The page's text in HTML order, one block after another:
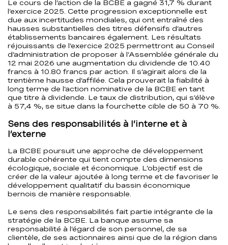
Le cours de l’action de la BCBE a gagné 31,7 % durant
l’exercice 2025. Cette progression exceptionnelle est
due aux incertitudes mondiales, qui ont entraîné des
hausses substantielles des titres défensifs d’autres
établissements bancaires également. Les résultats
réjouissants de l’exercice 2025 permettront au Conseil
d’administration de proposer à l’Assemblée générale du
12 mai 2026 une augmentation du dividende de 10.40
francs à 10.80 francs par action. Il s’agirait alors de la
trentième hausse d’affilée. Cela prouverait la fiabilité à
long terme de l’action nominative de la BCBE en tant
que titre à dividende. Le taux de distribution, qui s’élève
à 57,4 %, se situe dans la fourchette cible de 50 à 70 %.
Sens des responsabilités à l’interne et à
l’externe
La BCBE poursuit une approche de développement
durable cohérente qui tient compte des dimensions
écologique, sociale et économique. L’objectif est de
créer de la valeur ajoutée à long terme et de favoriser le
développement qualitatif du bassin économique
bernois de manière responsable.
Le sens des responsabilités fait partie intégrante de la
stratégie de la BCBE. La banque assume sa
responsabilité à l’égard de son personnel, de sa
clientèle, de ses actionnaires ainsi que de la région dans